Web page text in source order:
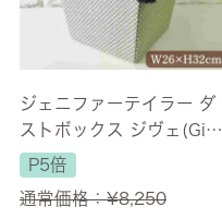
ジェニファーテイラー ダ
ストボックス ジヴェ(Give
t) 【送料無料】
P5倍
通常価格：¥8,250